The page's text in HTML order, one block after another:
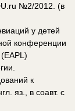
№2/2012. (в
у детей
конференции
к
яз., в соавт. с